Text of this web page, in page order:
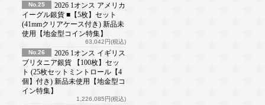
No.25
2026 1オンス アメリカ
イーグル銀貨 ■【5枚】セット
(41mmクリアケース付き) 新品未
使用【地金型コイン特集】
63,042円(税込)
No.26
2026 1オンス イギリス
ブリタニア銀貨 【100枚】セッ
ト (25枚セットミントロール【4
個】付き) 新品未使用【地金型コ
イン特集】
1,226,085円(税込)